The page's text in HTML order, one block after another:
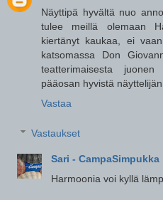
Näyttipä hyvältä nuo
tulee meillä olemaan
kiertänyt kaukaa, ei
katsomassa Don
teatterimaisesta
pääosan hyvistä
Vastaa
Vastaukset
Sari - CampaSimpukka
Harmoonia voi kyllä